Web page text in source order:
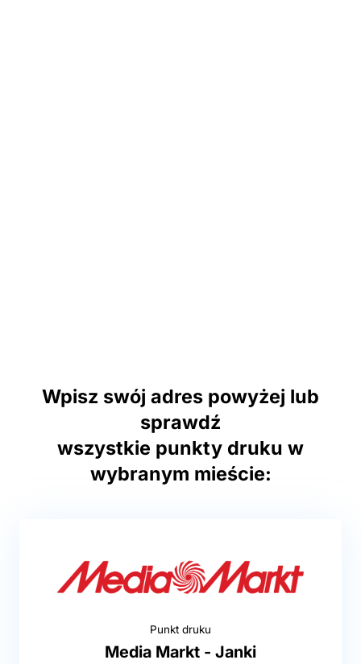
Wpisz swój adres powyżej lub
sprawdź
wszystkie punkty druku w
wybranym mieście:
Punkt druku
Media Markt - Janki